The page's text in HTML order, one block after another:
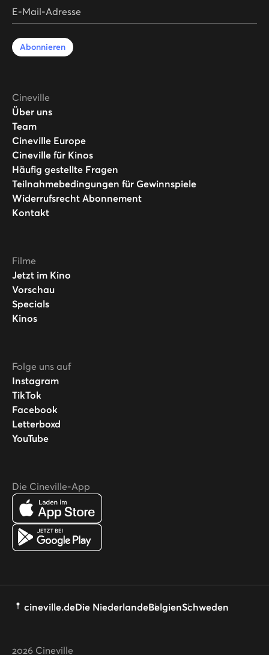
E-Mail-Adresse
Abonnieren
Cineville
Über uns
Team
Cineville Europe
Cineville für Kinos
Häufig gestellte Fragen
Teilnahmebedingungen für Gewinnspiele
Widerrufsrecht Abonnement
Kontakt
Filme
Jetzt im Kino
Vorschau
Specials
Kinos
Folge uns auf
Instagram
TikTok
Facebook
Letterboxd
YouTube
Die Cineville-App
cineville.deDie NiederlandeBelgienSchweden
2026 Cineville